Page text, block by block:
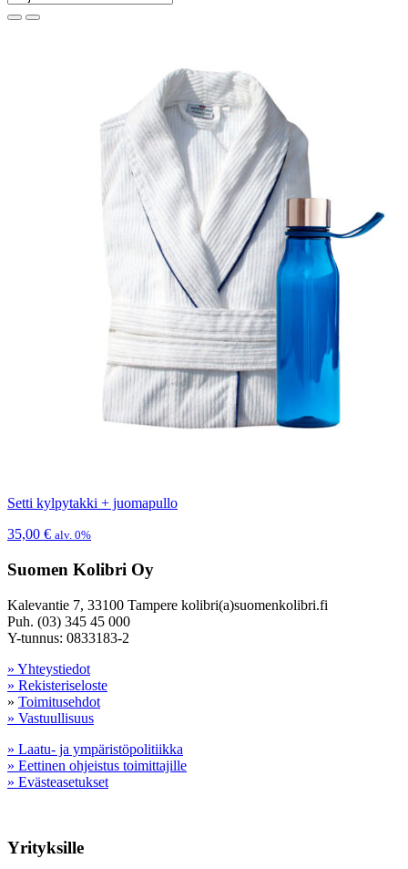
Setti kylpytakki + juomapullo
35,00 € alv. 0%
Suomen Kolibri Oy
Kalevantie 7, 33100 Tampere kolibri(a)suomenkolibri.fi
Puh. (03) 345 45 000
Y-tunnus: 0833183-2
» Yhteystiedot
» Rekisteriseloste
» Toimitusehdot
» Vastuullisuus
» Laatu- ja ympäristöpolitiikka
» Eettinen ohjeistus toimittajille
» Evästeasetukset
Yrityksille